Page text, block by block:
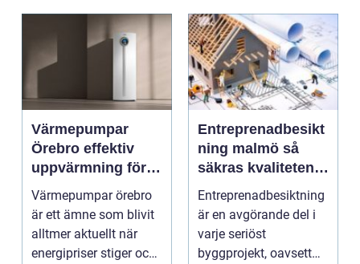
Värmepumpar
Örebro effektiv
uppvärmning för
hus och
fastigheter
Värmepumpar örebro
är ett ämne som blivit
alltmer aktuellt när
energipriser stiger och
Entreprenadbesikt
ning malmö så
säkras kvaliteten i
byggprojekt
Entreprenadbesiktning
är en avgörande del i
varje seriöst
byggprojekt, oavsett